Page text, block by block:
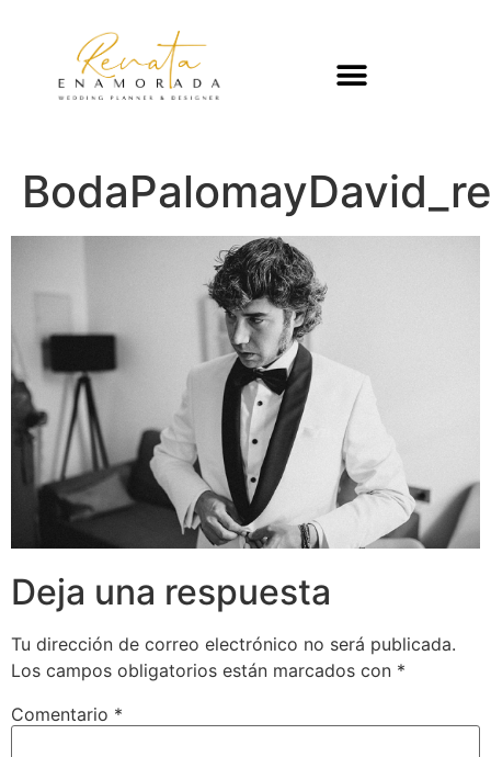
Deja una respuesta
Tu dirección de correo electrónico no será publicada.
Los campos obligatorios están marcados con *
Comentario *